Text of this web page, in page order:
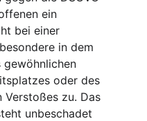
ein
bei einer
in dem
oder des
Verstoßes zu. Das
unbeschadet